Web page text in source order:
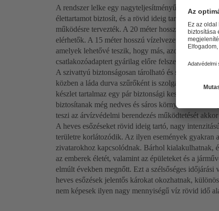
A rendszer lelke egy nagyteljesítményű
élettartamot biztosít, és a rövid ideig tartó szárazon
működésre tervezték. A 20 méter hosszú tápkábel
elérhetők. A 15 méter hosszú vízelvezető tömlő
amelyek lehetővé teszik, hogy más, azonos
csatlakozóadaptert gyárilag előre felszerelik a
A szivattyú biztonságosan tárolható és szállítható a
közben a láda durva szűrőként is szolgál, és
készlet tartalmaz egy pár biztonsági kesztyűt is.
biztosítanak még nedves és sáros környezetben is.
teszi az árvízvédelmi berendezés működtetését
A heves esőzéseket rövid ideig tartó, nagy
területre korlátozódik. Az ilyen események gyakran
zivatarokhoz kapcsolódnak. Bárhol kialakulhatnak,
az emberek életét, valamint az épületeket és a
elmúlt években megnőtt. Ezt a szélsőséges
heves esőzések jelentős károkat okozhatnak,
nem képesek ilyen nagy mennyiségű víz rövid idő